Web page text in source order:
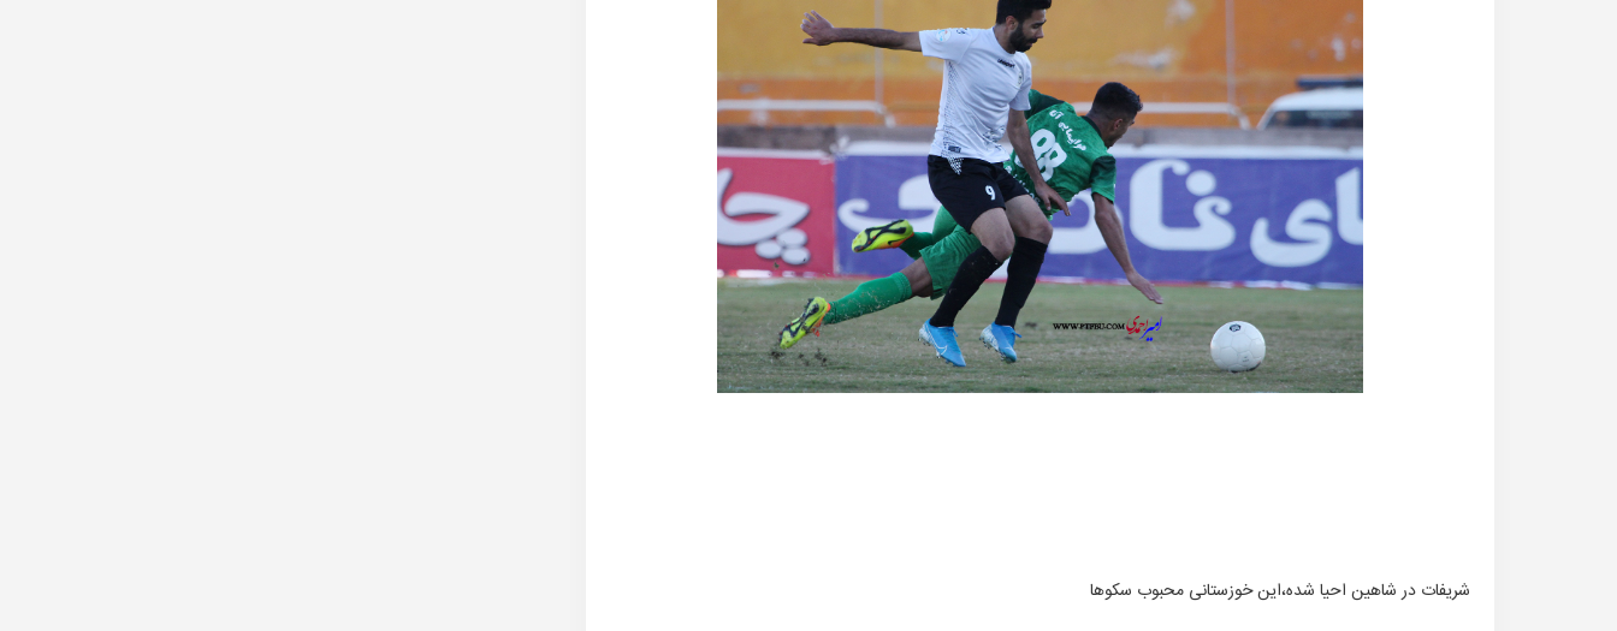
شریفات در شاهین احیا شده،این خوزستانی محبوب سکوها